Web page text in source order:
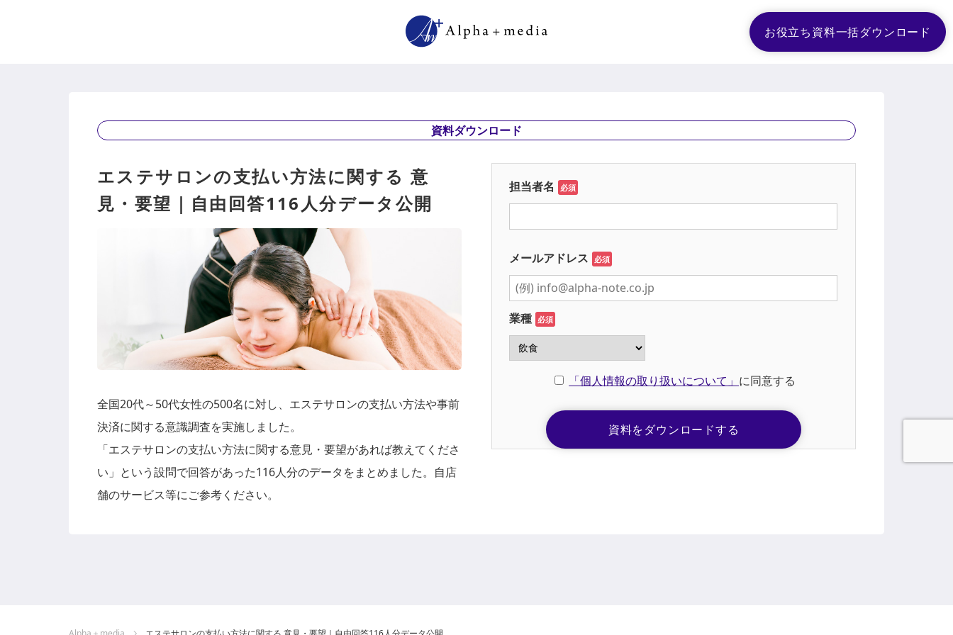
お役立ち資料一括ダウンロード
資料ダウンロード
エステサロンの支払い方法に関する 意
見・要望｜自由回答116人分データ公開
全国20代～50代女性の500名に対し、エステサロンの支払い方法や事前
決済に関する意識調査を実施しました。
「エステサロンの支払い方法に関する意見・要望があれば教えてくださ
い」という設問で回答があった116人分のデータをまとめました。自店
舗のサービス等にご参考ください。
担当者名 必須
メールアドレス 必須
業種 必須
「個人情報の取り扱いについて」 に同意する